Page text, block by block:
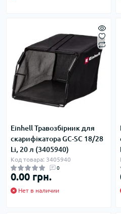
Einhell Травозбірник для
скарифікатора GC-SC 18/28
Li, 20 л (3405940)
Код товара: 3405940
0
0.00 грн.
Нет в наличии